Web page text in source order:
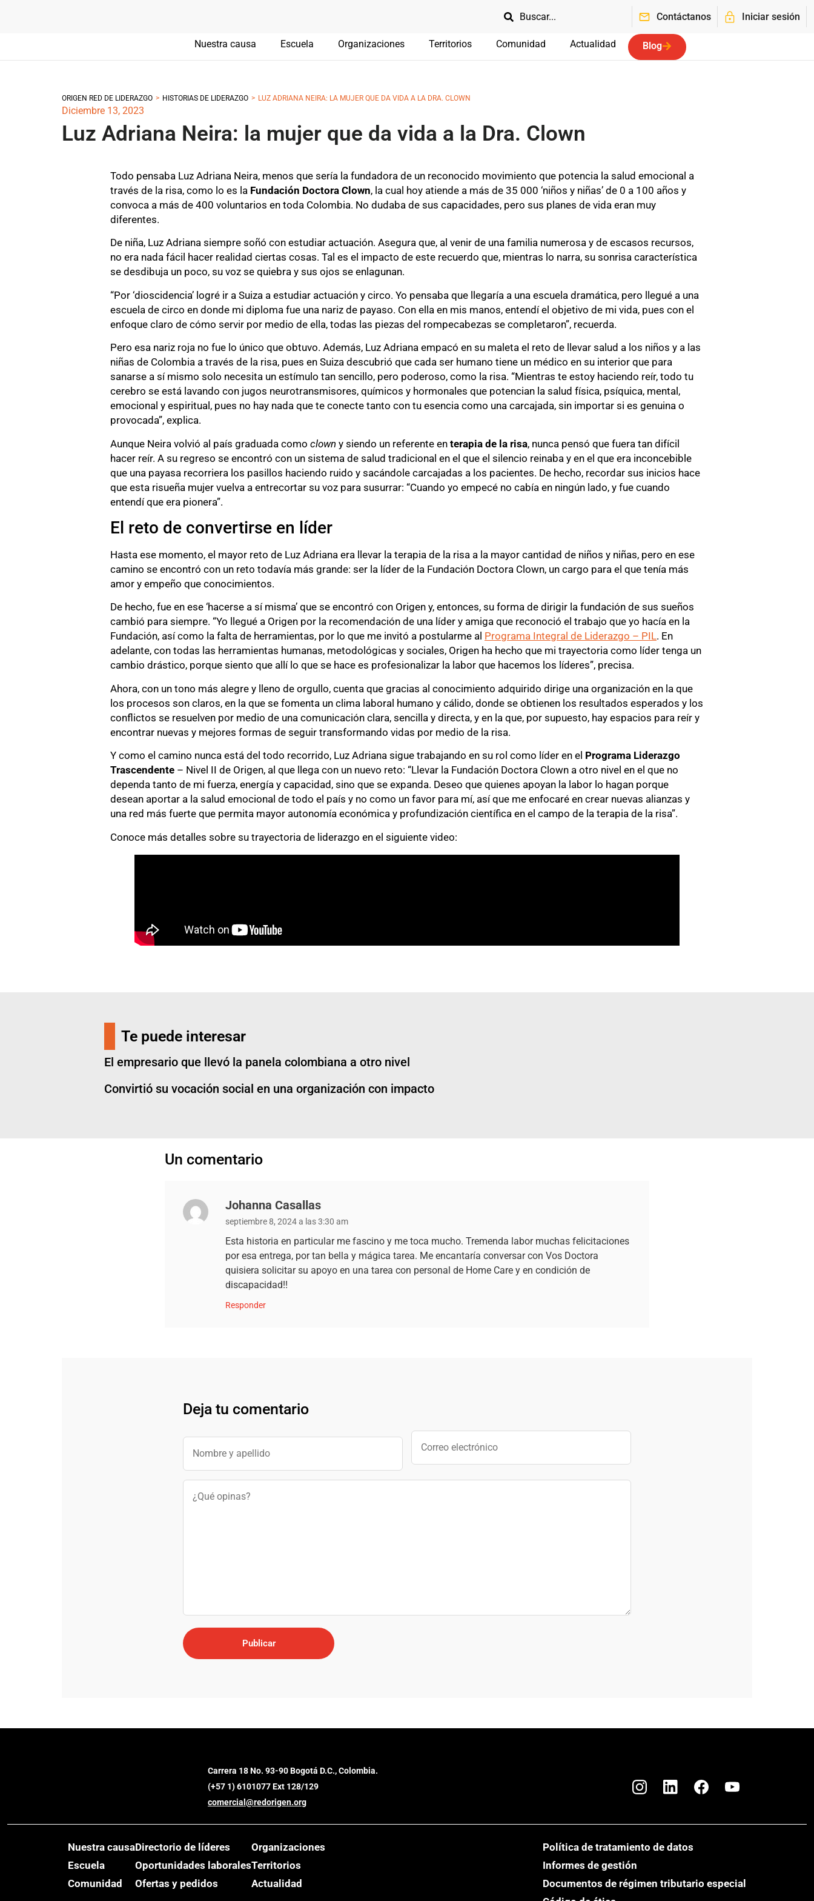
Contáctanos Iniciar sesión
Nuestra causa Escuela Organizaciones Territorios Comunidad Actualidad Blog
ORIGEN RED DE LIDERAZGO > HISTORIAS DE LIDERAZGO > LUZ ADRIANA NEIRA: LA MUJER QUE DA VIDA A LA DRA. CLOWN
Diciembre 13, 2023
Luz Adriana Neira: la mujer que da vida a la Dra. Clown
Todo pensaba Luz Adriana Neira, menos que sería la fundadora de un reconocido movimiento que potencia la salud emocional a
través de la risa, como lo es la Fundación Doctora Clown, la cual hoy atiende a más de 35 000 ‘niños y niñas’ de 0 a 100 años y
convoca a más de 400 voluntarios en toda Colombia. No dudaba de sus capacidades, pero sus planes de vida eran muy
diferentes.
De niña, Luz Adriana siempre soñó con estudiar actuación. Asegura que, al venir de una familia numerosa y de escasos recursos,
no era nada fácil hacer realidad ciertas cosas. Tal es el impacto de este recuerdo que, mientras lo narra, su sonrisa característica
se desdibuja un poco, su voz se quiebra y sus ojos se enlagunan.
“Por ‘dioscidencia’ logré ir a Suiza a estudiar actuación y circo. Yo pensaba que llegaría a una escuela dramática, pero llegué a una
escuela de circo en donde mi diploma fue una nariz de payaso. Con ella en mis manos, entendí el objetivo de mi vida, pues con el
enfoque claro de cómo servir por medio de ella, todas las piezas del rompecabezas se completaron”, recuerda.
Pero esa nariz roja no fue lo único que obtuvo. Además, Luz Adriana empacó en su maleta el reto de llevar salud a los niños y a las
niñas de Colombia a través de la risa, pues en Suiza descubrió que cada ser humano tiene un médico en su interior que para
sanarse a sí mismo solo necesita un estímulo tan sencillo, pero poderoso, como la risa. “Mientras te estoy haciendo reír, todo tu
cerebro se está lavando con jugos neurotransmisores, químicos y hormonales que potencian la salud física, psíquica, mental,
emocional y espiritual, pues no hay nada que te conecte tanto con tu esencia como una carcajada, sin importar si es genuina o
provocada”, explica.
Aunque Neira volvió al país graduada como clown y siendo un referente en terapia de la risa, nunca pensó que fuera tan difícil
hacer reír. A su regreso se encontró con un sistema de salud tradicional en el que el silencio reinaba y en el que era inconcebible
que una payasa recorriera los pasillos haciendo ruido y sacándole carcajadas a los pacientes. De hecho, recordar sus inicios hace
que esta risueña mujer vuelva a entrecortar su voz para susurrar: “Cuando yo empecé no cabía en ningún lado, y fue cuando
entendí que era pionera”.
El reto de convertirse en líder
Hasta ese momento, el mayor reto de Luz Adriana era llevar la terapia de la risa a la mayor cantidad de niños y niñas, pero en ese
camino se encontró con un reto todavía más grande: ser la líder de la Fundación Doctora Clown, un cargo para el que tenía más
amor y empeño que conocimientos.
De hecho, fue en ese ‘hacerse a sí misma’ que se encontró con Origen y, entonces, su forma de dirigir la fundación de sus sueños
cambió para siempre. “Yo llegué a Origen por la recomendación de una líder y amiga que reconoció el trabajo que yo hacía en la
Fundación, así como la falta de herramientas, por lo que me invitó a postularme al Programa Integral de Liderazgo – PIL. En
adelante, con todas las herramientas humanas, metodológicas y sociales, Origen ha hecho que mi trayectoria como líder tenga un
cambio drástico, porque siento que allí lo que se hace es profesionalizar la labor que hacemos los líderes”, precisa.
Ahora, con un tono más alegre y lleno de orgullo, cuenta que gracias al conocimiento adquirido dirige una organización en la que
los procesos son claros, en la que se fomenta un clima laboral humano y cálido, donde se obtienen los resultados esperados y los
conflictos se resuelven por medio de una comunicación clara, sencilla y directa, y en la que, por supuesto, hay espacios para reír y
encontrar nuevas y mejores formas de seguir transformando vidas por medio de la risa.
Y como el camino nunca está del todo recorrido, Luz Adriana sigue trabajando en su rol como líder en el Programa Liderazgo
Trascendente – Nivel II de Origen, al que llega con un nuevo reto: “Llevar la Fundación Doctora Clown a otro nivel en el que no
dependa tanto de mi fuerza, energía y capacidad, sino que se expanda. Deseo que quienes apoyan la labor lo hagan porque
desean aportar a la salud emocional de todo el país y no como un favor para mí, así que me enfocaré en crear nuevas alianzas y
una red más fuerte que permita mayor autonomía económica y profundización científica en el campo de la terapia de la risa”.
Conoce más detalles sobre su trayectoria de liderazgo en el siguiente video:
Te puede interesar
El empresario que llevó la panela colombiana a otro nivel
Convirtió su vocación social en una organización con impacto
Un comentario
Johanna Casallas
septiembre 8, 2024 a las 3:30 am
Esta historia en particular me fascino y me toca mucho. Tremenda labor muchas felicitaciones
por esa entrega, por tan bella y mágica tarea. Me encantaría conversar con Vos Doctora
quisiera solicitar su apoyo en una tarea con personal de Home Care y en condición de
discapacidad!!
Responder
Deja tu comentario
Carrera 18 No. 93-90 Bogotá D.C., Colombia.
(+57 1) 6101077 Ext 128/129
comercial@redorigen.org
Nuestra causa
Escuela
Comunidad
Directorio de líderes
Oportunidades laborales
Ofertas y pedidos
Organizaciones
Territorios
Actualidad
Política de tratamiento de datos
Informes de gestión
Documentos de régimen tributario especial